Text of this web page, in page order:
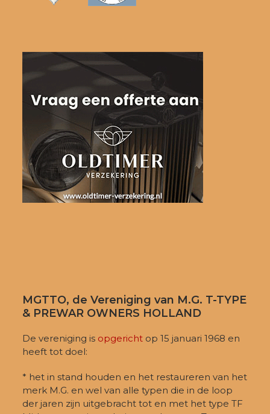
MGTTO, de Vereniging van M.G. T-TYPE
& PREWAR OWNERS HOLLAND
De vereniging is opgericht op 15 januari 1968 en
heeft tot doel:
* het in stand houden en het restaureren van het
merk M.G. en wel van alle typen die in de loop
der jaren zijn uitgebracht tot en met het type TF